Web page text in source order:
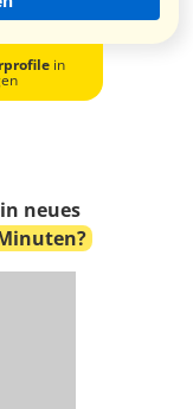
in
neues